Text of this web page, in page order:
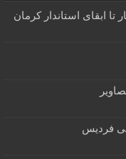
ابقای استاندار کرمان
فردیس